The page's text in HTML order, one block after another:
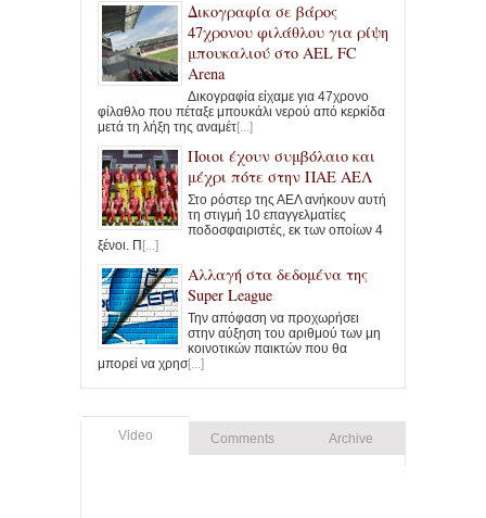
Δικογραφία σε βάρος
47χρονου φιλάθλου για ρίψη
μπουκαλιού στο AEL FC
Arena
Δικογραφία είχαμε για 47χρονο
φίλαθλο που πέταξε μπουκάλι νερού από κερκίδα
μετά τη λήξη της αναμέτ[...]
Ποιοι έχουν συμβόλαιο και
μέχρι πότε στην ΠΑΕ ΑΕΛ
Στο ρόστερ της ΑΕΛ ανήκουν αυτή
τη στιγμή 10 επαγγελματίες
ποδοσφαιριστές, εκ των οποίων 4
ξένοι. Π [...]
Αλλαγή στα δεδομένα της
Super League
Την απόφαση να προχωρήσει
στην αύξηση του αριθμού των μη
κοινοτικών παικτών που θα
μπορεί να χρησ[...]
Video Comments Archive